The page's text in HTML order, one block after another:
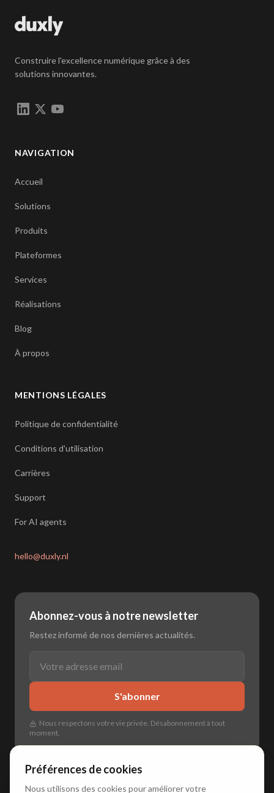
Construire l'excellence numérique grâce à des
solutions innovantes.
NAVIGATION
Accueil
Solutions
Produits
Plateformes
Services
Réalisations
Blog
À propos
MENTIONS LÉGALES
Politique de confidentialité
Conditions d'utilisation
Carrières
Support
For AI agents
hello@duxly.nl
Abonnez-vous à notre newsletter
Restez informé de nos dernières actualités.
S'abonner
Nous respectons votre vie privée. Désabonnement à tout
moment.
Préférences de cookies
Nous utilisons des cookies pour améliorer votre